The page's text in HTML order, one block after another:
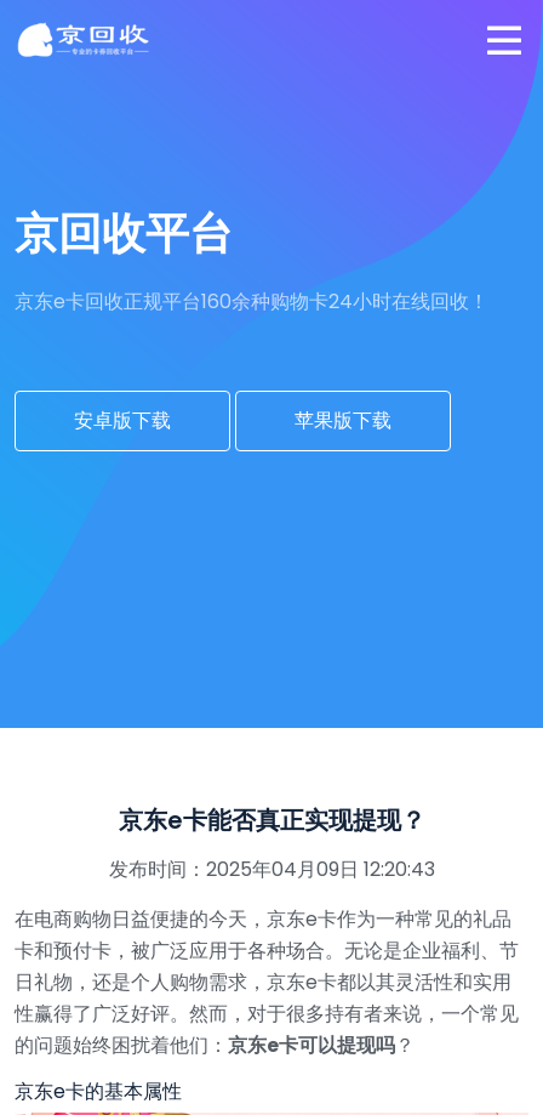
京回收平台
京东e卡回收正规平台160余种购物卡24小时在线回收！
安卓版下载 苹果版下载
京东e卡能否真正实现提现？
发布时间：2025年04月09日 12:20:43
在电商购物日益便捷的今天，京东e卡作为一种常见的礼品
卡和预付卡，被广泛应用于各种场合。无论是企业福利、节
日礼物，还是个人购物需求，京东e卡都以其灵活性和实用
性赢得了广泛好评。然而，对于很多持有者来说，一个常见
的问题始终困扰着他们： 京东e卡可以提现吗？
京东e卡的基本属性